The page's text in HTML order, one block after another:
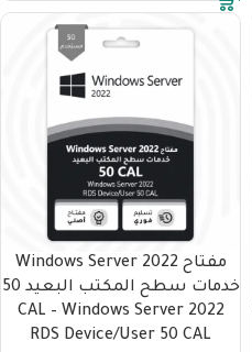
مفتاح Windows Server 2022
خدمات سطح المكتب البعيد 50
CAL – Windows Server 2022
RDS Device/User 50 CAL